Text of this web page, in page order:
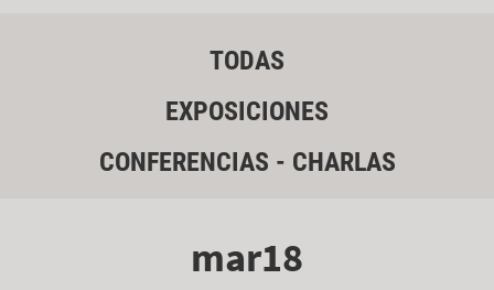
TODAS
EXPOSICIONES
CONFERENCIAS - CHARLAS
mar18